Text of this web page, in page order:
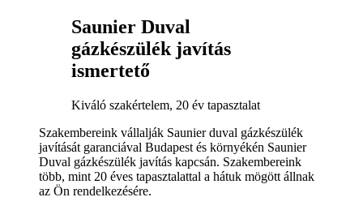
Saunier Duval
gázkészülék javítás
ismertető
Kiváló szakértelem, 20 év tapasztalat
Szakembereink vállalják Saunier duval gázkészülék
javítását garanciával Budapest és környékén Saunier
Duval gázkészülék javítás kapcsán. Szakembereink
több, mint 20 éves tapasztalattal a hátuk mögött állnak
az Ön rendelkezésére.